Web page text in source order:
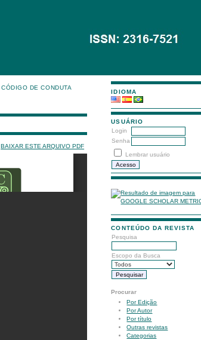
IDIOMA
USUÁRIO
Login
Senha
Lembrar usuário
CONTEÚDO DA REVISTA
Pesquisa
Escopo da Busca
Procurar
Por Edição
Por Autor
Por título
Outras revistas
Categorias
CÓDIGO DE CONDUTA
BAIXAR ESTE ARQUIVO PDF